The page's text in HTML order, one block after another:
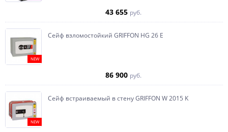
43 655 руб.
NEW
Сейф взломостойкий GRIFFON HG 26 E
86 900 руб.
NEW
Сейф встраиваемый в стену GRIFFON W 2015 K